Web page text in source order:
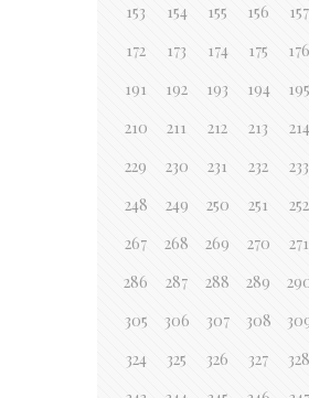
153
154 155 156 157
172
173 174 175 176
191
192 193 194 195
210
211 212 213 214
229
230 231 232 233
248
249 250 251 252
267
268 269 270 271
286
287 288 289
305
306 307 308
324
325 326 327 328